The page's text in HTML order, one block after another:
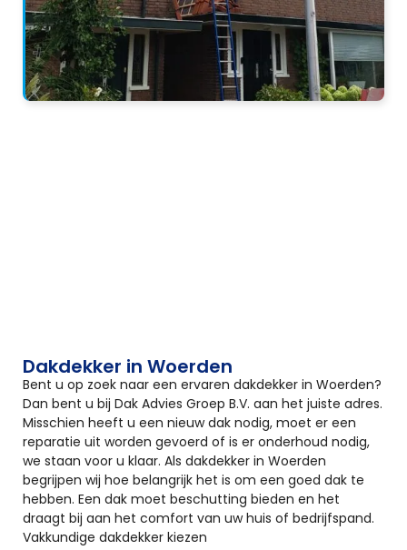
Dakdekker in Woerden
Bent u op zoek naar een ervaren dakdekker in Woerden?
Dan bent u bij Dak Advies Groep B.V. aan het juiste adres.
Misschien heeft u een nieuw dak nodig, moet er een
reparatie uit worden gevoerd of is er onderhoud nodig,
we staan voor u klaar. Als dakdekker in Woerden
begrijpen wij hoe belangrijk het is om een goed dak te
hebben. Een dak moet beschutting bieden en het
draagt bij aan het comfort van uw huis of bedrijfspand.
Vakkundige dakdekker kiezen